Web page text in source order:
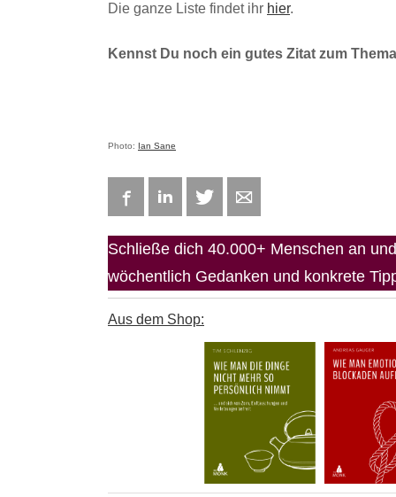
Die ganze Liste findet ihr hier.
Kennst Du noch ein gutes Zitat zum
Photo: Ian Sane
FacebookLinkedIn Twitter
Schließe dich 40.000+ Menschen an
wöchentlich Gedanken und konkrete
Aus dem Shop: